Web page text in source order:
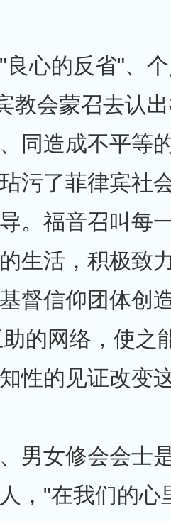
良心的反省"、
教会蒙召去认
同造成不平等
污了菲律宾社
。福音召叫每
生活，积极致
督信仰团体创
的网络，使之
性的见证改变
男女修会会士
，"在我们的心